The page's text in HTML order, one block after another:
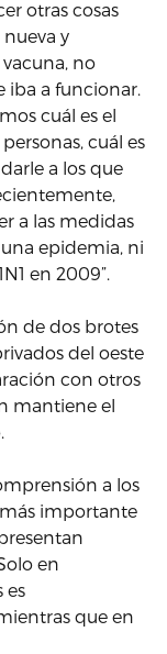
otras cosas
y
no
iba a funcionar.
cuál es el
cuál es
a los que
a las medidas
epidemia, ni
en 2009”.
de dos brotes
del oeste
con otros
mantiene el
a los
importante
en
es
que en